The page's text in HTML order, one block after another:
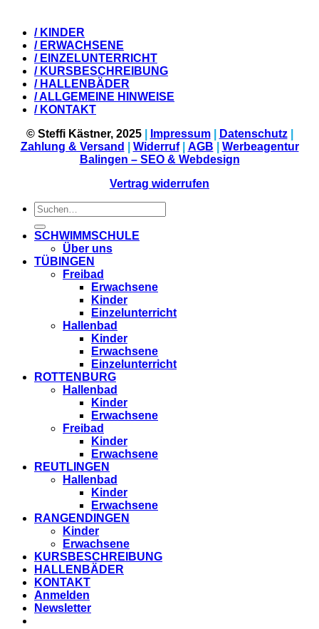
/ KINDER
/ ERWACHSENE
/ EINZELUNTERRICHT
/ KURSBESCHREIBUNG
/ HALLENBÄDER
/ ALLGEMEINE HINWEISE
/ KONTAKT
© Steffi Kästner, 2025
Impressum Datenschutz
Zahlung & Versand
Widerruf AGB
Werbeagentur
Balingen – SEO & Webdesign
Vertrag widerrufen
Suchen
nach:
SCHWIMMSCHULE
Über uns
TÜBINGEN
Freibad
Erwachsene
Kinder
Einzelunterricht
Hallenbad
Kinder
Erwachsene
Einzelunterricht
ROTTENBURG
Hallenbad
Kinder
Erwachsene
Freibad
Kinder
Erwachsene
REUTLINGEN
Hallenbad
Kinder
Erwachsene
RANGENDINGEN
Kinder
Erwachsene
KURSBESCHREIBUNG
HALLENBÄDER
KONTAKT
Anmelden
Newsletter